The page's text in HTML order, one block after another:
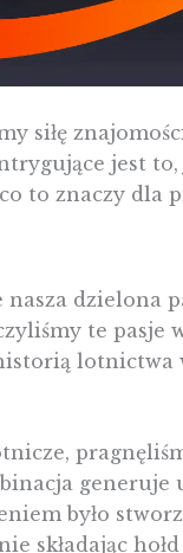
siłę
jest
to znaczy dla
nasza
te
lotnictwa
było
składając